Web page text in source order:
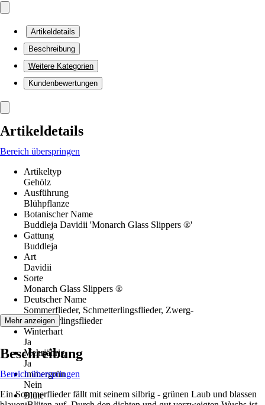
Artikeldetails
Beschreibung
Weitere Kategorien
Kundenbewertungen
Artikeldetails
Bereich überspringen
Artikeltyp
Gehölz
Ausführung
Blühpflanze
Botanischer Name
Buddleja Davidii 'Monarch Glass Slippers ®'
Gattung
Buddleja
Art
Davidii
Sorte
Monarch Glass Slippers ®
Deutscher Name
Sommerflieder, Schmetterlingsflieder, Zwerg-
Schmetterlingsflieder
Winterhart
Ja
Mehrjährig
Ja
Immergrün
Nein
Blüte
Mehr anzeigen
Beschreibung
Bereich überspringen
Ein Sommerflieder fällt mit seinem silbrig - grünen Laub und blassen